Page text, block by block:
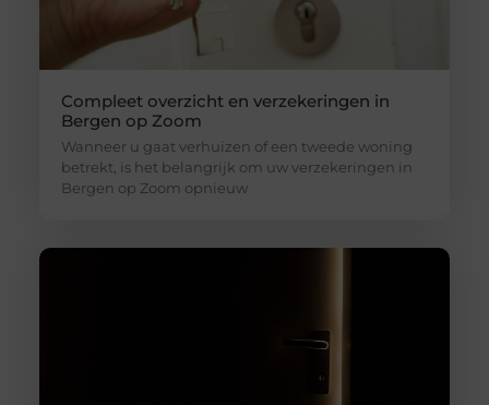
Compleet overzicht en verzekeringen in
Bergen op Zoom
Wanneer u gaat verhuizen of een tweede woning
betrekt, is het belangrijk om uw verzekeringen in
Bergen op Zoom opnieuw